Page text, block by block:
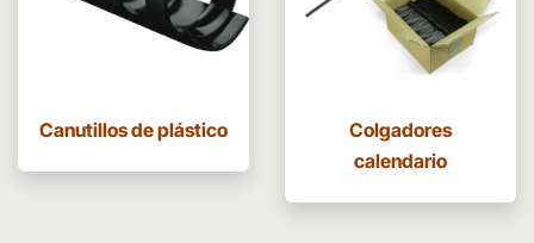
Canutillos de plástico
Colgadores
calendario